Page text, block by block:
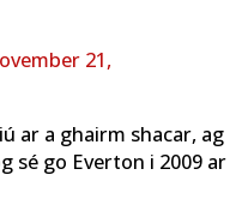
21,
ar a ghairm shacar, ag
sé go Everton i 2009 ar